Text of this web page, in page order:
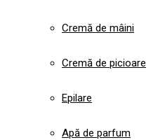
Cremă de mâini
Cremă de picioare
Epilare
Apă de parfum